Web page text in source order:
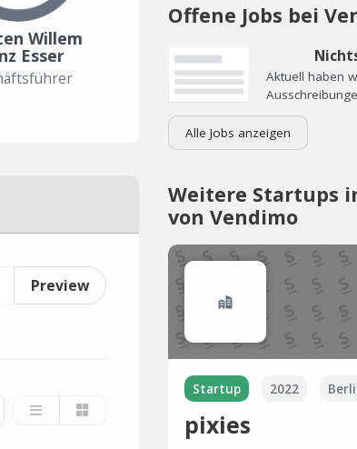
Willem
Esser
Preview
Offene Jobs bei
Aktuell haben
Alle Jobs anzeigen
Weitere Startups
von Vendimo
Startup 2022
pixies